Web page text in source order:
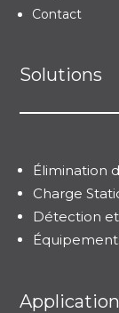
Contact
Solutions
Élimination
Charge
Détection